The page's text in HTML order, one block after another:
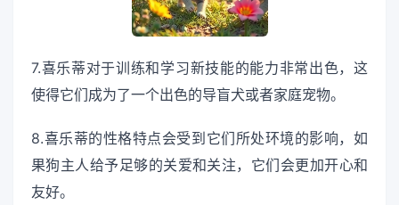
7.喜乐蒂对于训练和学习新技能的能力非常出色，这
使得它们成为了一个出色的导盲犬或者家庭宠物。
8.喜乐蒂的性格特点会受到它们所处环境的影响，如
果狗主人给予足够的关爱和关注，它们会更加开心和
友好。